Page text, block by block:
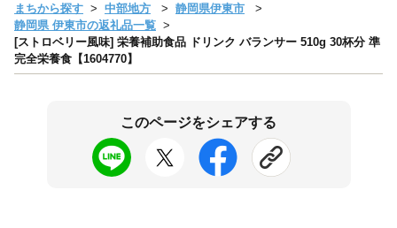
まちから探す 中部地方
静岡県伊東市
静岡県 伊東市の返礼品一覧
[ストロベリー風味] 栄養補助食品 ドリンク バランサー 510g 30杯分 準
完全栄養食【1604770】
このページをシェアする